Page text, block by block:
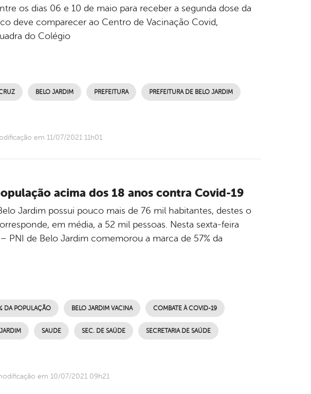
os dias 06 e 10 de maio para receber a segunda dose da
deve comparecer ao Centro de Vacinação Covid,
do Colégio
BELO JARDIM PREFEITURA PREFEITURA DE BELO JARDIM
em 11/07/2021 11h01
acima dos 18 anos contra Covid-19
Jardim possui pouco mais de 76 mil habitantes, destes o
em média, a 52 mil pessoas. Nesta sexta-feira
PNI de Belo Jardim comemorou a marca de 57% da
DA POPULAÇÃO BELO JARDIM VACINA COMBATE À COVID-19
SAUDE SEC. DE SAÚDE SECRETARIA DE SAÚDE
em 10/07/2021 09h21